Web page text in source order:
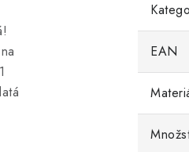
EAN